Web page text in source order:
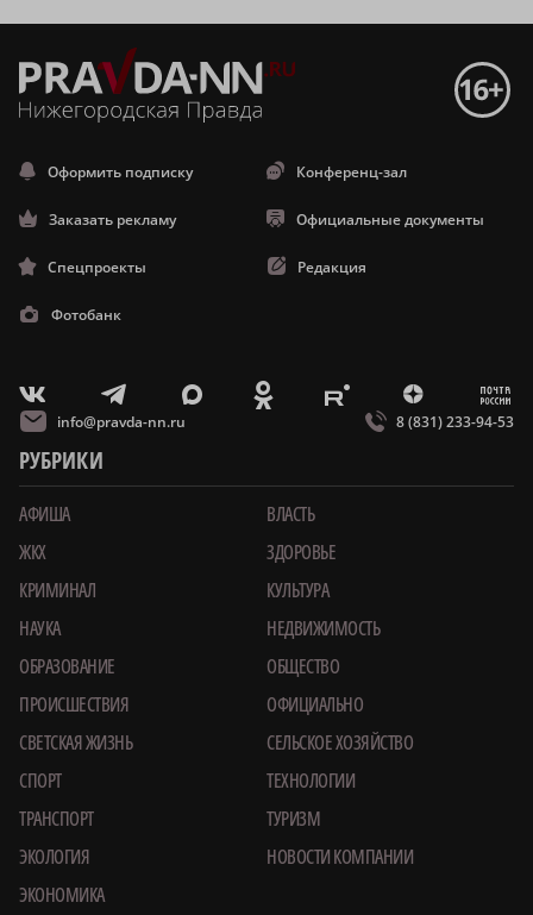
Оформить подписку Конференц-зал
Заказать рекламу Официальные документы
Спецпроекты Редакция
Фотобанк
V T X O E Z m
info@pravda-nn.ru 8 (831) 233-94-53
РУБРИКИ
АФИША
ВЛАСТЬ
ЖКХ
ЗДОРОВЬЕ
КРИМИНАЛ
КУЛЬТУРА
НАУКА
НЕДВИЖИМОСТЬ
ОБРАЗОВАНИЕ
ОБЩЕСТВО
ПРОИСШЕСТВИЯ
ОФИЦИАЛЬНО
СВЕТСКАЯ ЖИЗНЬ
СЕЛЬСКОЕ ХОЗЯЙСТВО
СПОРТ
ТЕХНОЛОГИИ
ТРАНСПОРТ
ТУРИЗМ
ЭКОЛОГИЯ
НОВОСТИ КОМПАНИИ
ЭКОНОМИКА